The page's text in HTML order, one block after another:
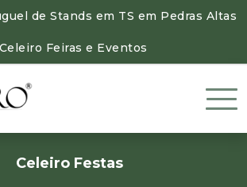
de Stands em TS em Pedras Altas
Feiras e Eventos
Celeiro Festas